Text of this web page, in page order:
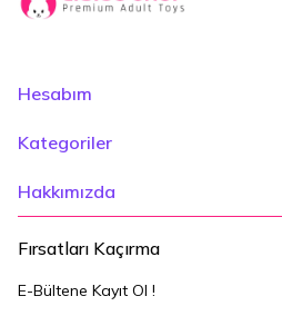
Hesabım
Kategoriler
Hakkımızda
Fırsatları Kaçırma
E-Bültene Kayıt Ol !